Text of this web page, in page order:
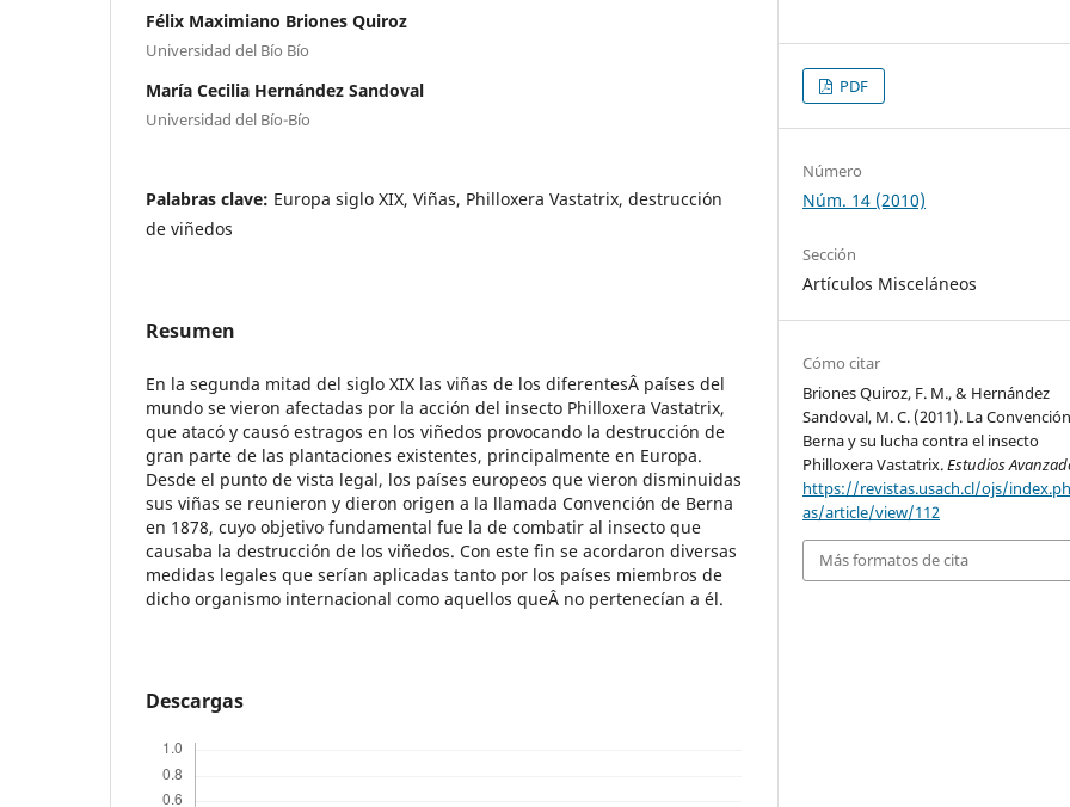
Félix Maximiano Briones Quiroz
Universidad del Bío Bío
María Cecilia Hernández Sandoval
Universidad del Bío-Bío
Palabras clave: Europa siglo XIX, Viñas, Philloxera Vastatrix, destrucción
de viñedos
Resumen
En la segunda mitad del siglo XIX las viñas de los diferentesÂ países del
mundo se vieron afectadas por la acción del insecto Philloxera Vastatrix,
que atacó y causó estragos en los viñedos provocando la destrucción de
gran parte de las plantaciones existentes, principalmente en Europa.
Desde el punto de vista legal, los países europeos que vieron disminuidas
sus viñas se reunieron y dieron origen a la llamada Convención de Berna
en 1878, cuyo objetivo fundamental fue la de combatir al insecto que
causaba la destrucción de los viñedos. Con este fin se acordaron diversas
medidas legales que serían aplicadas tanto por los países miembros de
dicho organismo internacional como aquellos queÂ no pertenecían a él.
Descargas
PDF
Número
Núm. 14 (2010)
Sección
Artículos Misceláneos
Cómo citar
Briones Quiroz, F. M., & Hernández
Sandoval, M. C. (2011). La
Berna y su lucha contra el insecto
Philloxera Vastatrix.Estudios
https://revistas.usach.cl/ojs/
as/article/view/112
Más formatos de cita